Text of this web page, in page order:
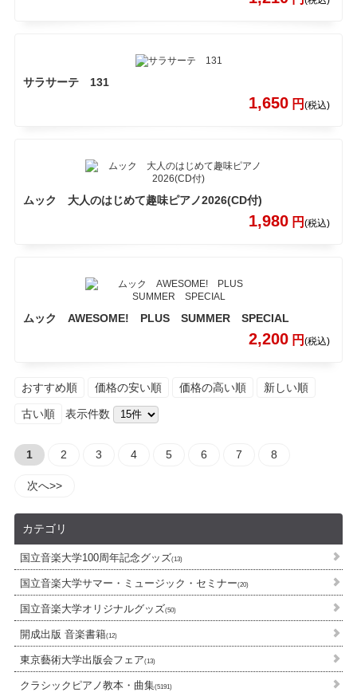
カテゴリ
国立音楽大学100周年記念グッズ(13)
国立音楽大学サマー・ミュージック・セミナー(20)
国立音楽大学オリジナルグッズ(50)
開成出版 音楽書籍(12)
東京藝術大学出版会フェア(13)
クラシックピアノ教本・曲集(5191)
サラサーテ 131
1,650 円(税込)
ムック 大人のはじめて趣味ピアノ2026(CD付)
1,980 円(税込)
ムック AWESOME! PLUS SUMMER SPECIAL
2,200 円(税込)
おすすめ順 価格の安い順 価格の高い順 新しい順
古い順 表示件数
1 2 3 4 5 6 7 8
次へ>>